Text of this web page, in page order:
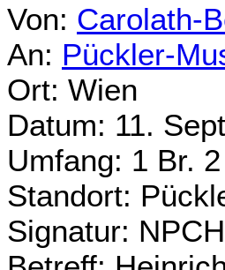
Von: Carolath-
An: Pückler-
Ort: Wien
Datum: 11.
Umfang: 1 Br.
Standort:
Signatur: